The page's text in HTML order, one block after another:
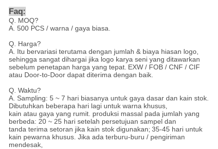
Faq:
Q. MOQ?
A. 500 PCS / warna / gaya biasa.
Q. Harga?
A. Itu bervariasi terutama dengan jumlah & biaya hiasan logo,
sehingga sangat dihargai jika logo karya seni yang ditawarkan
sebelum penetapan harga yang tepat. EXW / FOB / CNF / CIF
atau Door-to-Door dapat diterima dengan baik.
Q. Waktu?
A. Sampling: 5 ~ 7 hari biasanya untuk gaya dasar dan kain stok.
Dibutuhkan beberapa hari lagi untuk warna khusus,
kain atau gaya yang rumit. produksi massal pada jumlah yang
berbeda: 20 ~ 25 hari setelah persetujuan sampel dan
tanda terima setoran jika kain stok digunakan; 35-45 hari untuk
kain pewarna khusus. Jika ada terburu-buru / pengiriman
mendesak,